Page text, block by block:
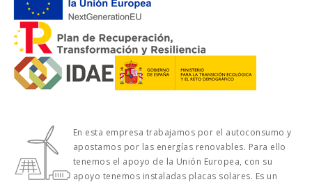
En esta empresa trabajamos por el autoconsumo y
apostamos por las energías renovables. Para ello
tenemos el apoyo de la Unión Europea, con su
apoyo tenemos instaladas placas solares. Es un